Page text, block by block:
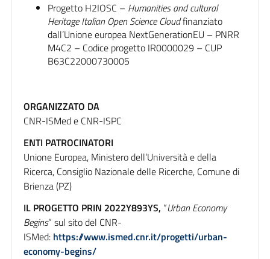
Progetto H2IOSC – Humanities and cultural
Heritage Italian Open Science Cloudfinanziato
dall’Unione europea NextGenerationEU – PNRR
M4C2 – Codice progetto IR0000029 – CUP
B63C22000730005
ORGANIZZATO DA
CNR-ISMed e CNR-ISPC
ENTI PATROCINATORI
Unione Europea, Ministero dell’Università e della
Ricerca, Consiglio Nazionale delle Ricerche, Comune di
Brienza (PZ)
IL PROGETTO PRIN 2022Y893YS, “Urban Economy
Begins” sul sito del CNR-
ISMed: https://www.ismed.cnr.it/progetti/urban-
economy-begins/